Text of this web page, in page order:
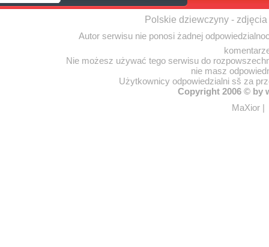
Polskie dziewczyny -
Autor serwisu nie ponosi żadnej
Nie możesz używać tego serwisu do
nie masz
Użytkownicy odpowiedzialni sš za
Copyright 2006 © by
MaXior |